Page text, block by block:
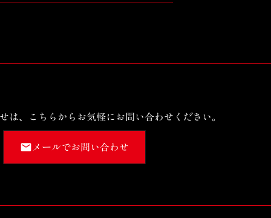
、こちらからお気軽にお問い合わせください。
emailメールでお問い合わせ